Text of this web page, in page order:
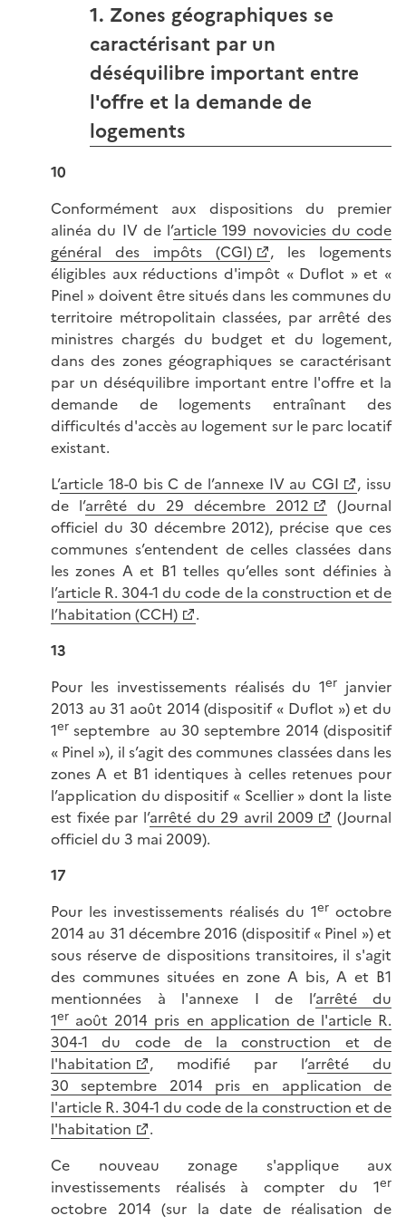
1. Zones géographiques se
caractérisant par un
déséquilibre important entre
l'offre et la demande de
logements
10
Conformément aux dispositions du premier
alinéa du IV de l’article 199 novovicies du code
général des impôts (CGI)
, les logements
éligibles aux réductions d'impôt « Duflot » et «
Pinel » doivent être situés dans les communes du
territoire métropolitain classées, par arrêté des
ministres chargés du budget et du logement,
dans des zones géographiques se caractérisant
par un déséquilibre important entre l'offre et la
demande de logements entraînant des
difficultés d'accès au logement sur le parc locatif
existant.
L’article 18-0 bis C de l’annexe IV au CGI
, issu
de l’arrêté du 29 décembre 2012
(Journal
officiel du 30 décembre 2012), précise que ces
communes s’entendent de celles classées dans
les zones A et B1 telles qu’elles sont définies à
l’article R. 304-1 du code de la construction et de
l’habitation (CCH)
.
13
Pour les investissements réalisés du 1er janvier
2013 au 31 août 2014 (dispositif « Duflot ») et du
1er septembre au 30 septembre 2014 (dispositif
« Pinel »), il s’agit des communes classées dans les
zones A et B1 identiques à celles retenues pour
l’application du dispositif « Scellier » dont la liste
est fixée par l’arrêté du 29 avril 2009
(Journal
officiel du 3 mai 2009).
17
Pour les investissements réalisés du 1er octobre
2014 au 31 décembre 2016 (dispositif « Pinel ») et
sous réserve de dispositions transitoires, il s'agit
des communes situées en zone A bis, A et B1
mentionnées à l'annexe I de l’arrêté du
1er août 2014 pris en application de l'article R.
304-1 du code de la construction et de
l'habitation
, modifié par l’arrêté du
30 septembre 2014 pris en application de
l'article R. 304-1 du code de la construction et de
l'habitation
.
Ce nouveau zonage s'applique aux
investissements réalisés à compter du 1er
octobre 2014 (sur la date de réalisation de